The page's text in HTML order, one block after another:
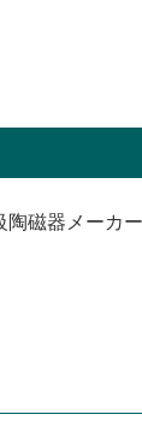
陶磁器メーカ